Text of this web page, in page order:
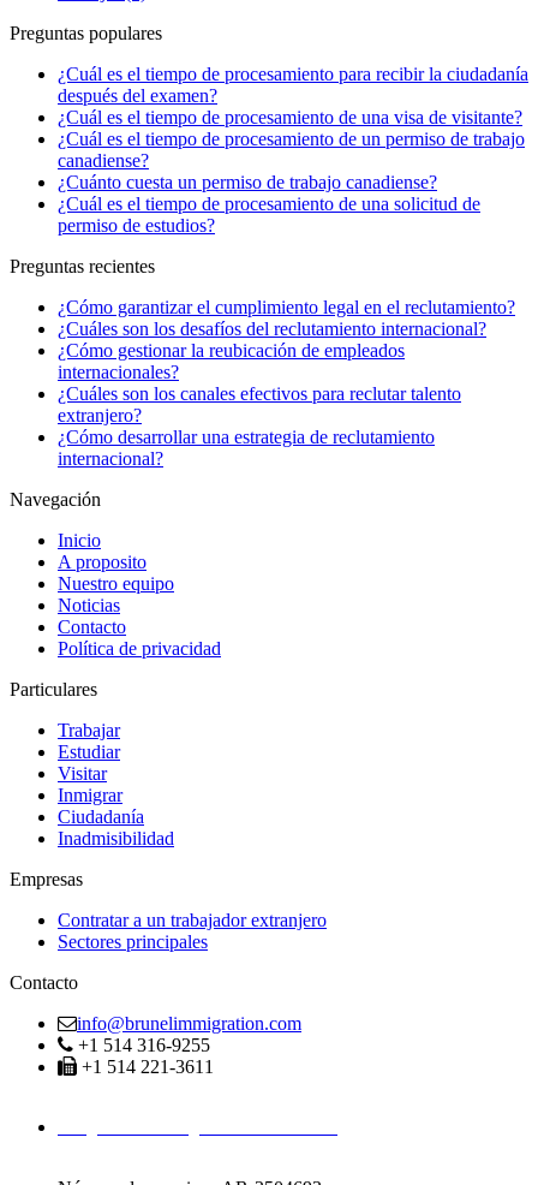
Preguntas populares
¿Cuál es el tiempo de procesamiento para recibir la ciudadanía
después del examen?
¿Cuál es el tiempo de procesamiento de una visa de visitante?
¿Cuál es el tiempo de procesamiento de un permiso de trabajo
canadiense?
¿Cuánto cuesta un permiso de trabajo canadiense?
¿Cuál es el tiempo de procesamiento de una solicitud de
permiso de estudios?
Preguntas recientes
¿Cómo garantizar el cumplimiento legal en el reclutamiento?
¿Cuáles son los desafíos del reclutamiento internacional?
¿Cómo gestionar la reubicación de empleados
internacionales?
¿Cuáles son los canales efectivos para reclutar talento
extranjero?
¿Cómo desarrollar una estrategia de reclutamiento
internacional?
Navegación
Inicio
A proposito
Nuestro equipo
Noticias
Contacto
Política de privacidad
Particulares
Trabajar
Estudiar
Visitar
Inmigrar
Ciudadanía
Inadmisibilidad
Empresas
Contratar a un trabajador extranjero
Sectores principales
Contacto
info@brunelimmigration.com
+1 514 316-9255
+1 514 221-3611